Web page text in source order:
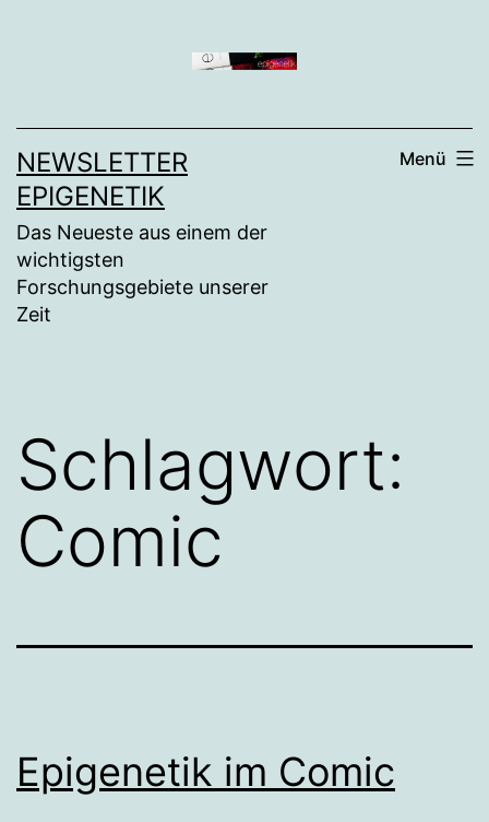
NEWSLETTER
EPIGENETIK
Das Neueste aus einem der
wichtigsten
Forschungsgebiete unserer
Zeit
Menü
Schlagwort:
Comic
Epigenetik im Comic